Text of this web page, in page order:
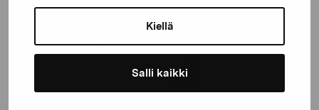
Kiellä
Salli kaikki